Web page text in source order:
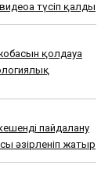
түсіп қалды
қолдауға
пайдалану
әзірленіп жатыр